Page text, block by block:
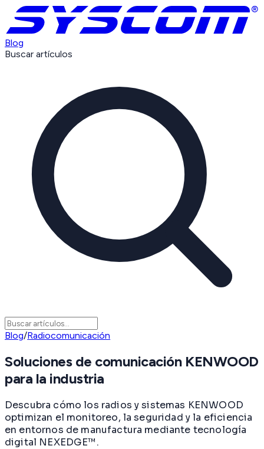
Blog
Buscar artículos
Blog/Radiocomunicación
Soluciones de comunicación KENWOOD
para la industria
Descubra cómo los radios y sistemas KENWOOD
optimizan el monitoreo, la seguridad y la eficiencia
en entornos de manufactura mediante tecnología
digital NEXEDGE™.